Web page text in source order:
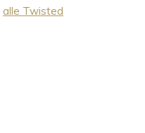
alle Twisted